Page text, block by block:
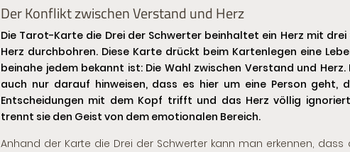
Der Konflikt zwischen Verstand und Herz
Die Tarot-Karte die Drei der Schwerter beinhaltet ein Herz mit drei
Herz durchbohren. Diese Karte drückt beim Kartenlegen eine
beinahe jedem bekannt ist: Die Wahl zwischen Verstand und
auch nur darauf hinweisen, dass es hier um eine Person geht,
Entscheidungen mit dem Kopf trifft und das Herz völlig
trennt sie den Geist von dem emotionalen Bereich.
Anhand der Karte die Drei der Schwerter kann man erkennen, dass